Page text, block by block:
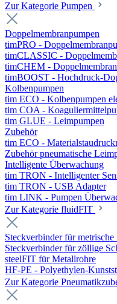
Zur Kategorie Pumpen
Doppelmembranpumpen
timPRO -
timCLASSIC -
timCHEM -
timBOOST - Hochdruck-
Kolbenpumpen
tim ECO - Kolbenpumpen
tim COA -
tim GLUE - Leimpumpen
Zubehör
tim ECO -
Zubehör pneumatische
Intelligente Überwachung
tim TRON - Intelligenter
tim TRON - USB Adapter
tim LINK - Pumpen
Zur Kategorie fluidFIT
Steckverbinder für metrische
Steckverbinder für zöllige
steelFIT für Metallrohre
HF-PE - Polyethylen-
Zur Kategorie